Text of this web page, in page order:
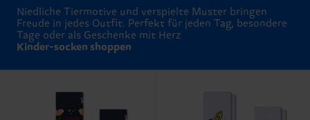
Niedliche Tiermotive und verspielte Muster bringen
Freude in jedes Outfit. Perfekt für jeden Tag, besondere
Tage oder als Geschenke mit Herz
Kinder-socken shoppen